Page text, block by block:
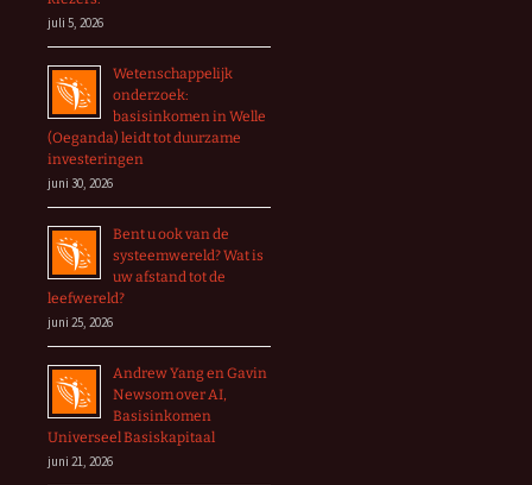
juli 5, 2026
Wetenschappelijk
onderzoek:
basisinkomen in Welle
(Oeganda) leidt tot duurzame
investeringen
juni 30, 2026
Bent u ook van de
systeemwereld? Wat is
uw afstand tot de
leefwereld?
juni 25, 2026
Andrew Yang en Gavin
Newsom over AI,
Basisinkomen
Universeel Basiskapitaal
juni 21, 2026